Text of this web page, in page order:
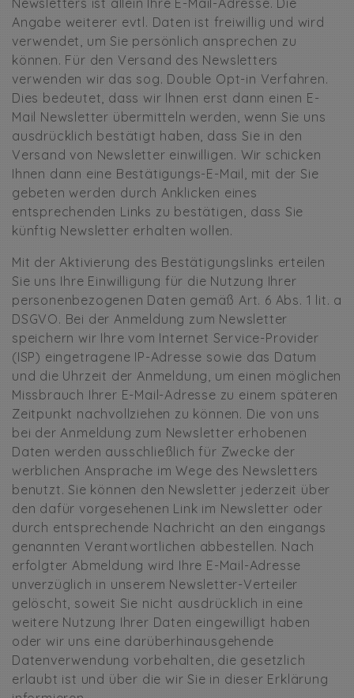
Newsletters ist allein Ihre E-Mail-Adresse. Die
Angabe weiterer evtl. Daten ist freiwillig und wird
verwendet, um Sie persönlich ansprechen zu
können. Für den Versand des Newsletters
verwenden wir das sog. Double Opt-in Verfahren.
Dies bedeutet, dass wir Ihnen erst dann einen E-
Mail Newsletter übermitteln werden, wenn Sie uns
ausdrücklich bestätigt haben, dass Sie in den
Versand von Newsletter einwilligen. Wir schicken
Ihnen dann eine Bestätigungs-E-Mail, mit der Sie
gebeten werden durch Anklicken eines
entsprechenden Links zu bestätigen, dass Sie
künftig Newsletter erhalten wollen.
Mit der Aktivierung des Bestätigungslinks erteilen
Sie uns Ihre Einwilligung für die Nutzung Ihrer
personenbezogenen Daten gemäß Art. 6 Abs. 1 lit. a
DSGVO. Bei der Anmeldung zum Newsletter
speichern wir Ihre vom Internet Service-Provider
(ISP) eingetragene IP-Adresse sowie das Datum
und die Uhrzeit der Anmeldung, um einen möglichen
Missbrauch Ihrer E-Mail-Adresse zu einem späteren
Zeitpunkt nachvollziehen zu können. Die von uns
bei der Anmeldung zum Newsletter erhobenen
Daten werden ausschließlich für Zwecke der
werblichen Ansprache im Wege des Newsletters
benutzt. Sie können den Newsletter jederzeit über
den dafür vorgesehenen Link im Newsletter oder
durch entsprechende Nachricht an den eingangs
genannten Verantwortlichen abbestellen. Nach
erfolgter Abmeldung wird Ihre E-Mail-Adresse
unverzüglich in unserem Newsletter-Verteiler
gelöscht, soweit Sie nicht ausdrücklich in eine
weitere Nutzung Ihrer Daten eingewilligt haben
oder wir uns eine darüberhinausgehende
Datenverwendung vorbehalten, die gesetzlich
erlaubt ist und über die wir Sie in dieser Erklärung